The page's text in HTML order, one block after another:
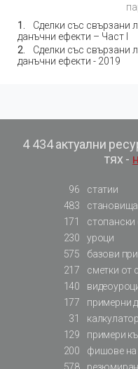
Сделки със свързани
данъчни ефекти – Част I
Сделки със свързани
данъчни ефекти - 2019
4 434 актуални
тях -
96
статии
483
171
230
уроци
575
базови
217
сметки от
140
177
примерни
31
129
примери
200
фишове